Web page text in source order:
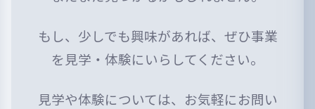
もし、少しでも興味があれば、ぜひ事業
を見学・体験にいらしてください。
見学や体験については、お気軽にお問い